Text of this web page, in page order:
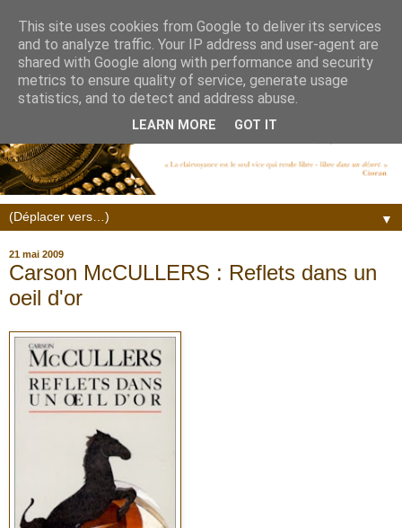
▼
21 mai 2009
Carson McCULLERS : Reflets dans un
oeil d'or
This site uses cookies from Google to deliver its services
and to analyze traffic. Your IP address and user-agent are
shared with Google along with performance and security
metrics to ensure quality of service, generate usage
statistics, and to detect and address abuse.
LEARN MORE GOT IT